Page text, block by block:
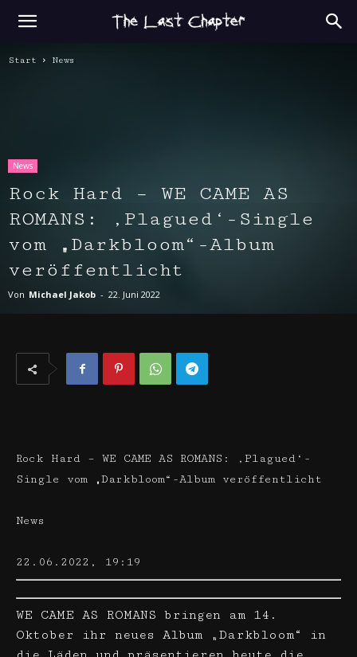
Start News
News
Rock Hard – WE CAME AS
ROMANS: ‚Plagued‘-Single
vom „Darkbloom“-Album
veröffentlicht
Von Michael Jakob - 22. Juni 2022
Rock Hard – WE CAME AS ROMANS: ‚Plagued‘-
Single vom „Darkbloom“-Album veröffentlicht
News
22.06.2022, 19:19
WE CAME AS ROMANS bringen am 14.
Oktober ihr neues Album „Darkbloom“ in